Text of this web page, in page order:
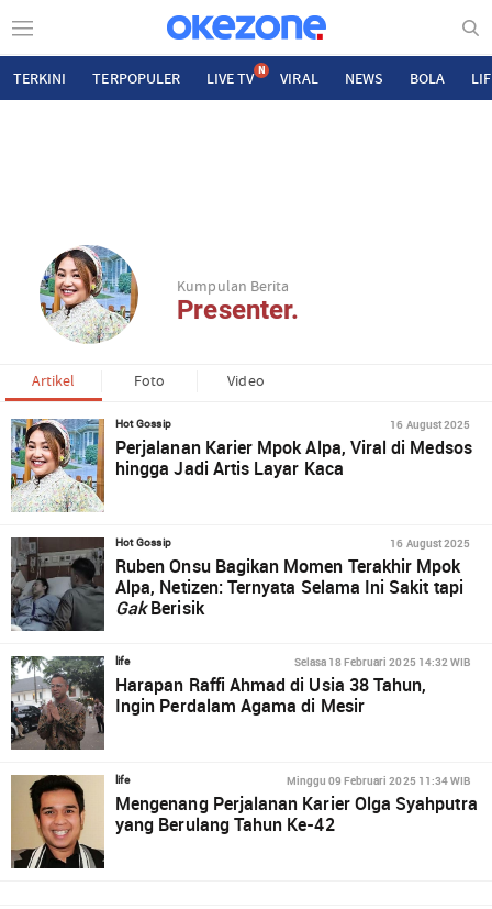
TERKINI TERPOPULER LIVE TV N VIRAL NEWS BOLA
Kumpulan Berita
Presenter.
Artikel Foto Video
Hot Gossip 16 August 2025
Perjalanan Karier Mpok Alpa, Viral di Medsos
hingga Jadi Artis Layar Kaca
Hot Gossip 16 August 2025
Ruben Onsu Bagikan Momen Terakhir Mpok
Alpa, Netizen: Ternyata Selama Ini Sakit tapi
GakBerisik
life Selasa 18 Februari 2025 14:32 WIB
Harapan Raffi Ahmad di Usia 38 Tahun,
Ingin Perdalam Agama di Mesir
life Minggu 09 Februari 2025 11:34 WIB
Mengenang Perjalanan Karier Olga Syahputra
yang Berulang Tahun Ke-42